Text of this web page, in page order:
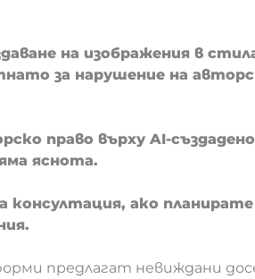
на изображения в
за нарушение на
право върху AI-
яснота.
консултация, ако
предлагат невиждани